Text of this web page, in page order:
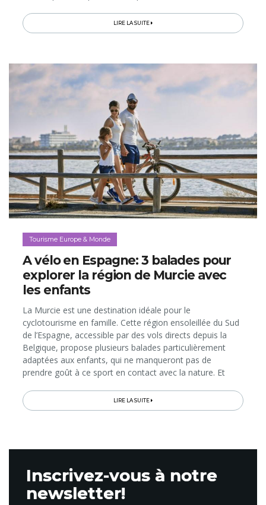
dégustations…
LIRE LA SUITE
Tourisme Europe & Monde
A vélo en Espagne: 3 balades pour
explorer la région de Murcie avec
les enfants
La Murcie est une destination idéale pour le
cyclotourisme en famille. Cette région ensoleillée du Sud
de l’Espagne, accessible par des vols directs depuis la
Belgique, propose plusieurs balades particulièrement
adaptées aux enfants, qui ne manqueront pas de
prendre goût à ce sport en contact avec la nature. Et
rivières ou encore...
LIRE LA SUITE
Inscrivez-vous à notre
newsletter!